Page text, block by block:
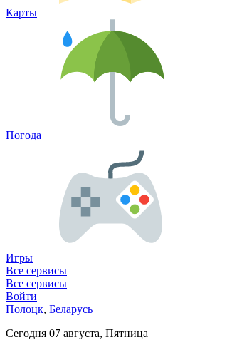
Карты
Погода
Игры
Все сервисы
Все сервисы
Войти
Полоцк, Беларусь
Сегодня 07 августа, Пятница